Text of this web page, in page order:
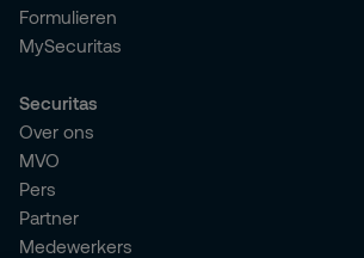
Formulieren
MySecuritas
Securitas
Over ons
MVO
Pers
Partner
Medewerkers